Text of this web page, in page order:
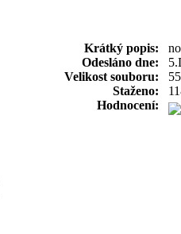
Krátký popis:
Odesláno dne:
Velikost souboru:
Staženo:
Hodnocení: